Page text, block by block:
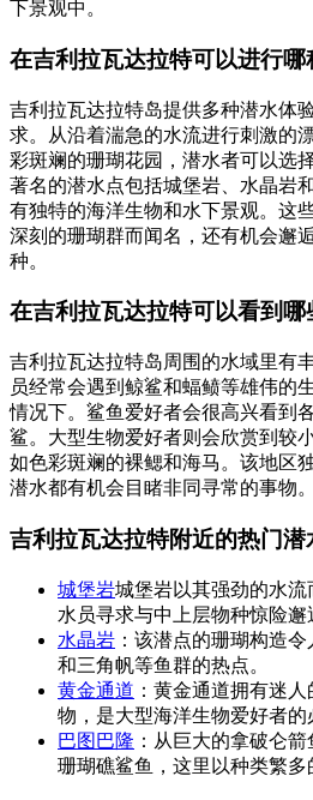
下景观中。
在吉利拉瓦达拉特可以进行哪
吉利拉瓦达拉特岛提供多种潜水体
求。从沿着湍急的水流进行刺激的
彩斑斓的珊瑚花园，潜水者可以选
著名的潜水点包括城堡岩、水晶岩
有独特的海洋生物和水下景观。这
深刻的珊瑚群而闻名，还有机会邂
种。
在吉利拉瓦达拉特可以看到哪
吉利拉瓦达拉特岛周围的水域里有
员经常会遇到鲸鲨和蝠鲼等雄伟的
情况下。鲨鱼爱好者会很高兴看到
鲨。大型生物爱好者则会欣赏到较
如色彩斑斓的裸鳃和海马。该地区
潜水都有机会目睹非同寻常的事物。
吉利拉瓦达拉特附近的热门潜
城堡岩城堡岩以其强劲的水
水员寻求与中上层物种惊险邂
水晶岩 ：该潜点的珊瑚构造
和三角帆等鱼群的热点。
黄金通道 ：黄金通道拥有迷
物，是大型海洋生物爱好者的
巴图巴隆 ：从巨大的拿破仑
珊瑚礁鲨鱼，这里以种类繁多